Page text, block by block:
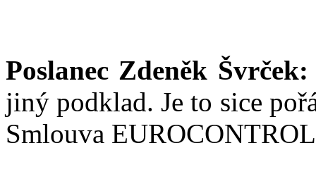
Poslanec Zdeněk Švrček:
jiný podklad. Je to sice
Smlouva